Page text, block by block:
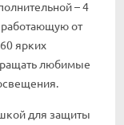
– 4
работающую от
ярких
любимые
для защиты